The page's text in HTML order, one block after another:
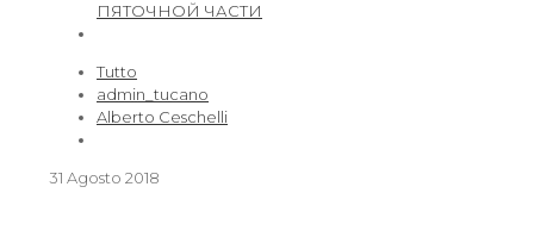
ПЯТОЧНОЙ ЧАСТИ
Tutto
admin_tucano
Alberto Ceschelli
31 Agosto 2018